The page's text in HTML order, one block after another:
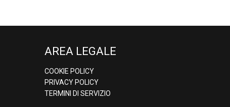
AREA LEGALE
COOKIE POLICY
PRIVACY POLICY
TERMINI DI SERVIZIO